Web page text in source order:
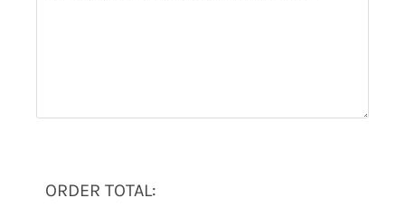
ORDER TOTAL: